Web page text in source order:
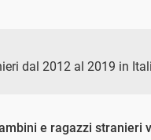
dal 2012 al 2019 in
e ragazzi stranieri